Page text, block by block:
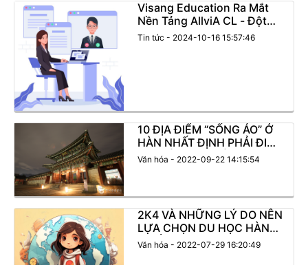
Visang Education Ra Mắt
Nền Tảng AllviA CL - Đột
Phá Trong Học Tập và Lao
Tin tức - 2024-10-16 15:57:46
10 ĐỊA ĐIỂM “SỐNG ẢO” Ở
HÀN NHẤT ĐỊNH PHẢI ĐI
KHI MÙA THU TỚI!
Văn hóa - 2022-09-22 14:15:54
2K4 VÀ NHỮNG LÝ DO NÊN
LỰA CHỌN DU HỌC HÀN
QUỐC
Văn hóa - 2022-07-29 16:20:49